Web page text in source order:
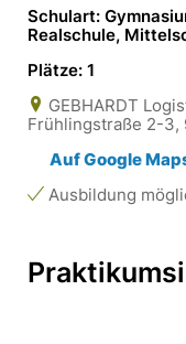
Schulart:
Realschule,
Plätze: 1
GEBHARDT
Frühlingstraße 2-3,
Auf Google
Ausbildung